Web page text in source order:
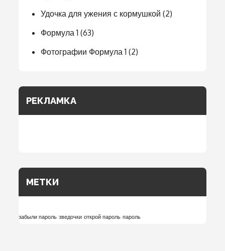
Удочка для ужения с кормушкой (2)
Формула 1 (63)
Фотографии Формула 1 (2)
РЕКЛАМКА
МЕТКИ
забыли пароль зведочки открой пароль пароль